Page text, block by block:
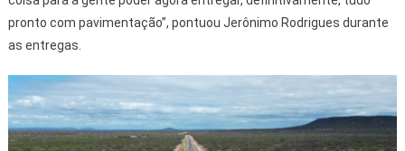
pronto com pavimentação”, pontuou Jerônimo Rodrigues durante
as entregas.